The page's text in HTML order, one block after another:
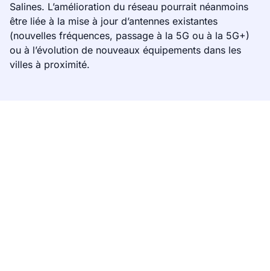
Salines. L’amélioration du réseau pourrait néanmoins
être liée à la mise à jour d’antennes existantes
(nouvelles fréquences, passage à la 5G ou à la 5G+)
ou à l’évolution de nouveaux équipements dans les
villes à proximité.